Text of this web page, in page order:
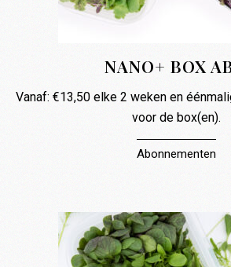
NANO+ BOX
Vanaf: €13,50 elke 2 weken en
voor de box(en).
Abonnementen